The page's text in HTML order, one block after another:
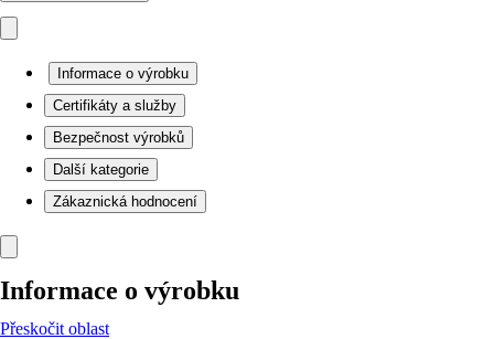
Informace o výrobku
Certifikáty a služby
Bezpečnost výrobků
Další kategorie
Zákaznická hodnocení
Informace o výrobku
Přeskočit oblast